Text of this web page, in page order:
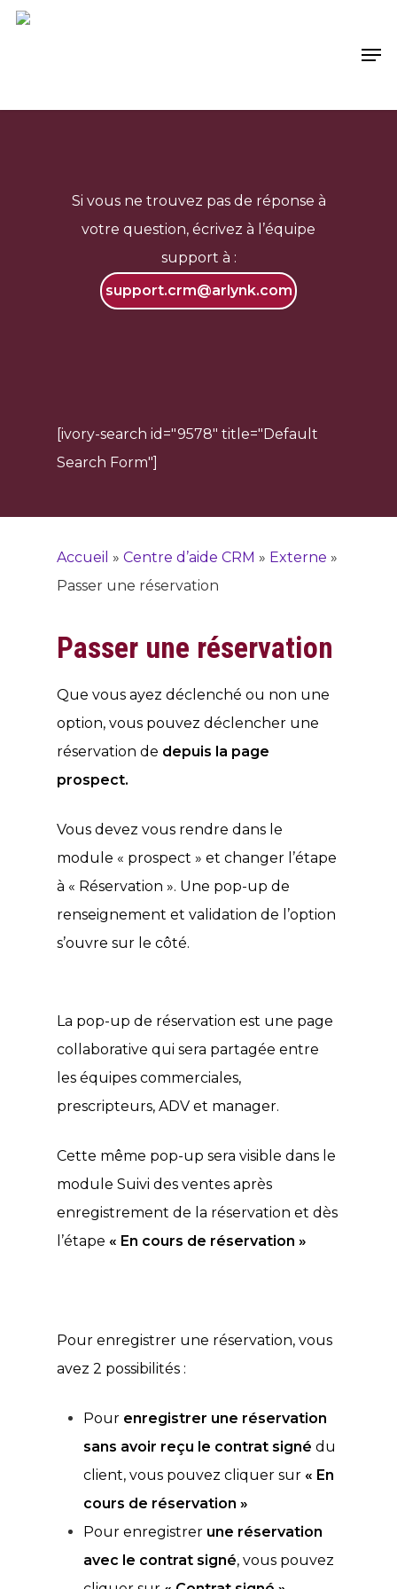
Si vous ne trouvez pas de réponse à
votre question, écrivez à l’équipe
support à :
support.crm@arlynk.com
[ivory-search id="9578" title="Default
Search Form"]
Accueil »Centre d’aide CRM » Externe »
Passer une réservation
Passer une réservation
Que vous ayez déclenché ou non une
option, vous pouvez déclencher une
réservation de depuis la page
prospect.
Vous devez vous rendre dans le
module « prospect » et changer l’étape
à « Réservation ». Une pop-up de
renseignement et validation de l’option
s’ouvre sur le côté.
La pop-up de réservation est une page
collaborative qui sera partagée entre
les équipes commerciales,
prescripteurs, ADV et manager.
Cette même pop-up sera visible dans le
module Suivi des ventes après
enregistrement de la réservation et dès
l’étape « En cours de réservation »
Pour enregistrer une réservation, vous
avez 2 possibilités :
Pour enregistrer une réservation
sans avoir reçu le contrat signé du
client, vous pouvez cliquer sur « En
cours de réservation »
Pour enregistrer une réservation
avec le contrat signé, vous pouvez